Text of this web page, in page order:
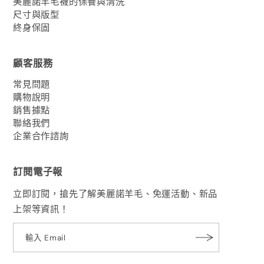
尺寸與版型
終身保固
顧客服務
常見問題
購物說明
銷售據點
聯絡我們
企業合作諮詢
訂閱電子報
立即訂閱，搶先了解美麗諾羊毛、免運活動、新品
上架等資訊！